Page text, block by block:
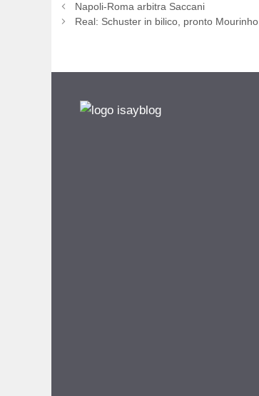
Napoli-Roma arbitra Saccani
Real: Schuster in bilico, pronto Mourinho